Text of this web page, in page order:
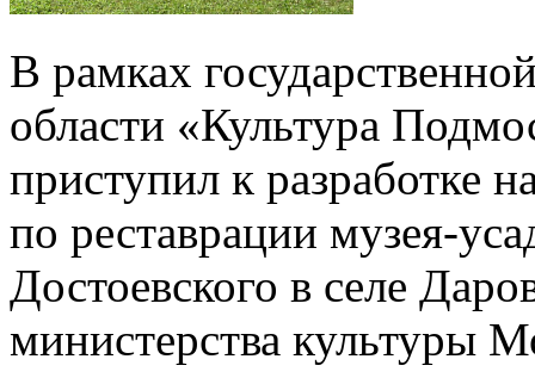
В рамках
области «Культура
приступил к разработке
по реставрации музея-
Достоевского в селе
министерства культуры